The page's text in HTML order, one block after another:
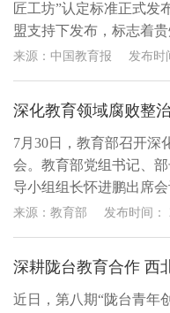
匠工坊”认定标准正式发
盟支持下发布，标志着
来源：中国教育报 发布时
深化教育领域腐败整
7月30日，教育部召开深
会。教育部党组书记、
导小组组长怀进鹏出席
来源：教育部 发布时间：
深耕陇台教育合作 西
近日，第八期“陇台青年